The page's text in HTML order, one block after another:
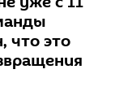
что это